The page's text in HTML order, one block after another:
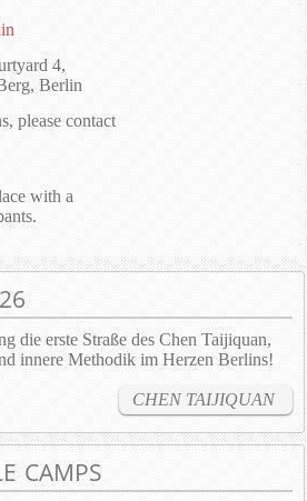
4,
Berlin
please contact
with a
die erste Straße des Chen Taijiquan,
innere Methodik im Herzen Berlins!
CHEN TAIJIQUAN
CAMPS